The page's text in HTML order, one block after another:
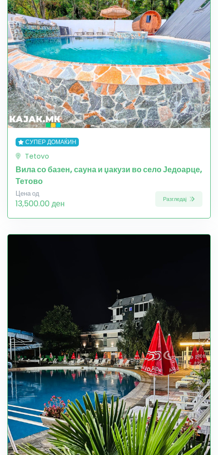
СУПЕР ДОМАЌИН
Tetovo
Вила со базен, сауна и џакузи во село Једоарце,
Тетово
Цена од
13,500.00 ден Разгледај